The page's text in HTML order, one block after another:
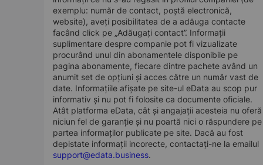
exemplu: număr de contact, poștă electronică,
website), aveți posibilitatea de a adăuga contacte
facând click pe „Adăugați contact”. Informații
suplimentare despre companie pot fi vizualizate
procurând unul din abonamentele disponibile pe
pagina abonamente, fiecare dintre pachete având un
anumit set de opțiuni și acces către un număr vast de
date. Informațiile afișate pe site-ul eData au scop pur
informativ și nu pot fi folosite ca documente oficiale.
Atât platforma eData, cât și angajații acesteia nu oferă
niciun fel de garanție și nu poartă nici o răspundere pe
partea informaților publicate pe site. Dacă au fost
depistate informații incorecte, contactați-ne la emailul
support@edata.business.